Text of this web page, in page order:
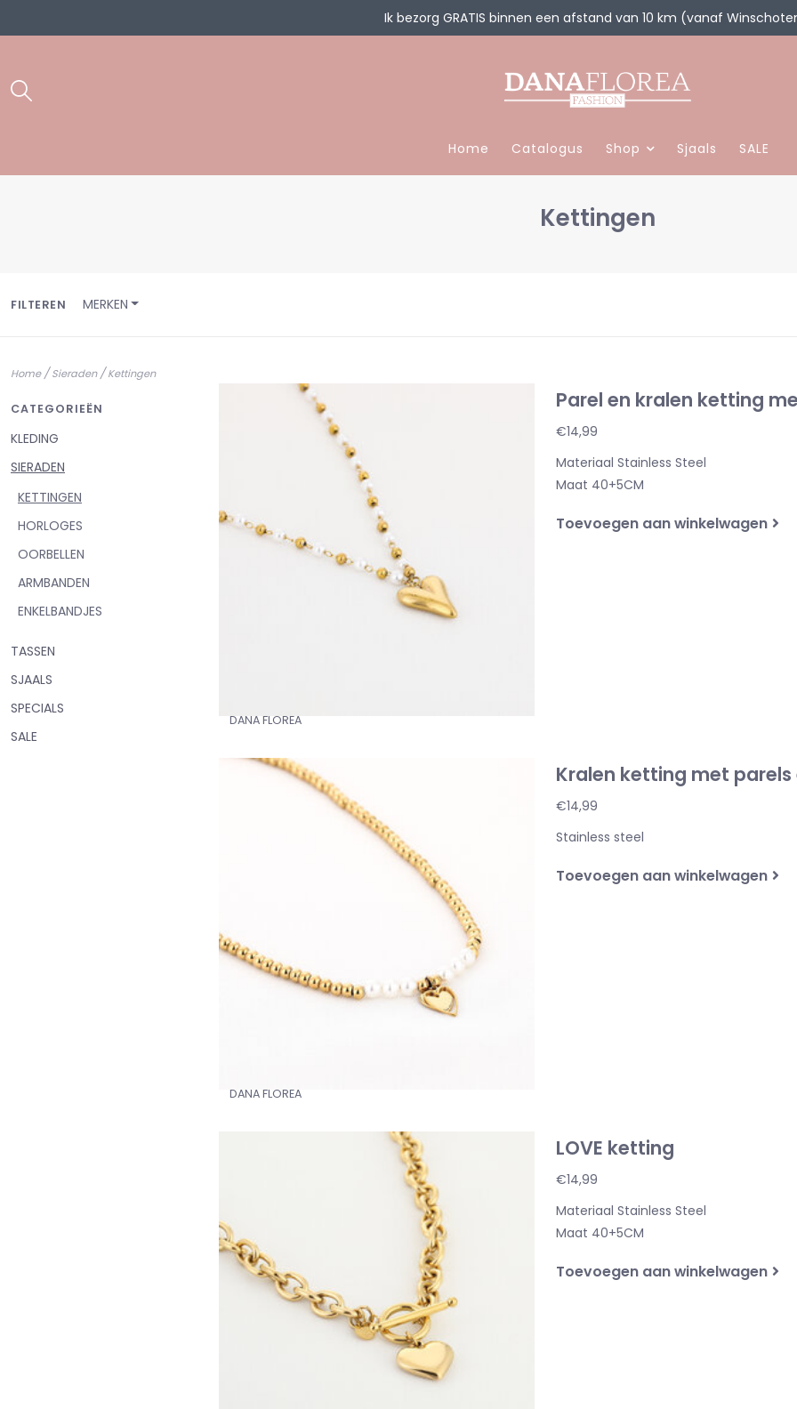
Ik bezorg GRATIS binnen een afstand van 10 km (vanaf
Home Catalogus Shop Sjaals SALE
Kettingen
FILTEREN MERKEN
Home/Sieraden/Kettingen
CATEGORIEËN
KLEDING
SIERADEN
KETTINGEN
HORLOGES
OORBELLEN
ARMBANDEN
ENKELBANDJES
TASSEN
SJAALS
SPECIALS
SALE
Parel en kralen ketting
€14,99
Materiaal Stainless Steel
Maat 40+5CM
Toevoegen aan winkelwagen
DANA FLOREA
Kralen ketting met parels
€14,99
Stainless steel
Toevoegen aan winkelwagen
DANA FLOREA
LOVE ketting
€14,99
Materiaal Stainless Steel
Maat 40+5CM
Toevoegen aan winkelwagen